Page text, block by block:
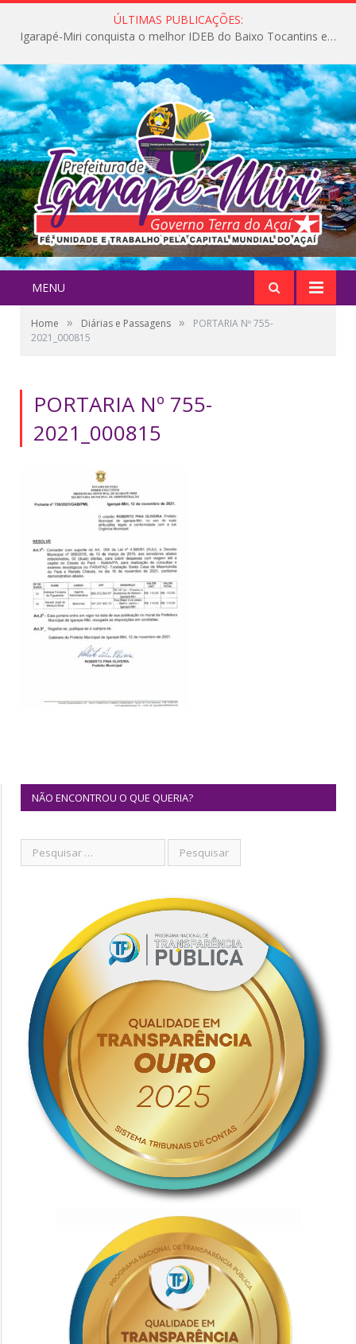
ÚLTIMAS PUBLICAÇÕES:
Igarapé-Miri conquista o melhor IDEB do Baixo Tocantins e avança na qualidade da educação pública
MENU
Home » Diárias e Passagens »
PORTARIA Nº 755-
2021_000815
PORTARIA Nº 755-
2021_000815
NÃO ENCONTROU O QUE QUERIA?